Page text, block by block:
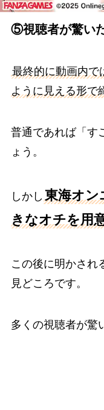
⑤視聴者が驚い
最終的に動画内で
ように見える形で
普通であれば「す
ょう。
しかし 東海オン
きなオチを用
この後に明かされ
見どころです。
多くの視聴者が驚